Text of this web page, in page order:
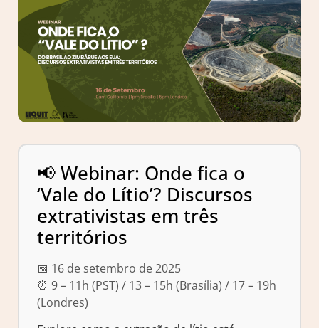
📢 Webinar: Onde fica o
‘Vale do Lítio’? Discursos
extrativistas em três
territórios
📅 16 de setembro de 2025
⏰ 9 – 11h (PST) / 13 – 15h (Brasília) / 17 – 19h
(Londres)